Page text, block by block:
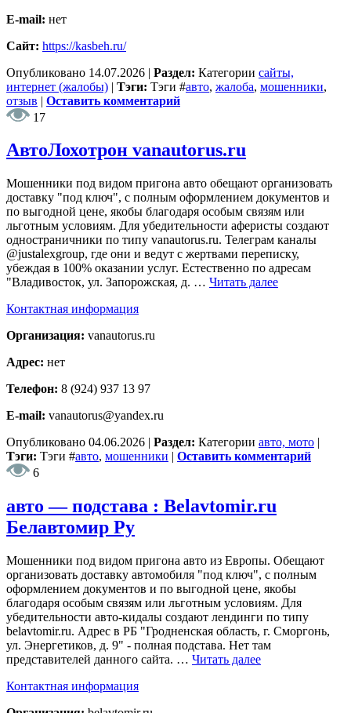
E-mail: нет
Сайт: https://kasbeh.ru/
Опубликовано 14.07.2026 | Раздел: Категории сайты,
интернет (жалобы) | Тэги: Тэги #авто, жалоба, мошенники,
отзыв | Оставить комментарий
17
АвтоЛохотрон vanautorus.ru
Мошенники под видом пригона авто обещают организовать
доставку "под ключ", с полным оформлением документов и
по выгодной цене, якобы благодаря особым связям или
льготным условиям. Для убедительности аферисты создают
одностраничники по типу vanautorus.ru. Телеграм каналы
@justalexgroup, где они и ведут с жертвами переписку,
убеждая в 100% оказании услуг. Естественно по адресам
"Владивосток, ул. Запорожская, д. … Читать далее
Контактная информация
Организация: vanautorus.ru
Адрес: нет
Телефон: 8 (924) 937 13 97
E-mail: vanautorus@yandex.ru
Опубликовано 04.06.2026 | Раздел: Категории авто, мото |
Тэги: Тэги #авто, мошенники | Оставить комментарий
6
авто — подстава : Belavtomir.ru
Белавтомир Ру
Мошенники под видом пригона авто из Европы. Обещают
организовать доставку автомобиля "под ключ", с полным
оформлением документов и по выгодной цене, якобы
благодаря особым связям или льготным условиям. Для
убедительности авто-кидалы создают лендинги по типу
belavtomir.ru. Адрес в РБ "Гродненская область, г. Сморгонь,
ул. Энергетиков, д. 9" - полная подстава. Нет там
представителей данного сайта. … Читать далее
Контактная информация